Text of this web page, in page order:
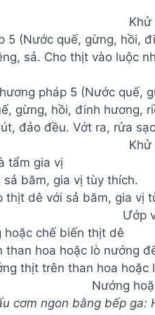
5 (Nước quế, gừng, hồi,
sả. Cho thịt vào luộc
tẩm gia vị
băm, gia vị tùy thích.
Ướp
hoặc chế biến thịt dê
than hoa hoặc lò nướng
Nướng
cơm ngon bằng bếp ga: